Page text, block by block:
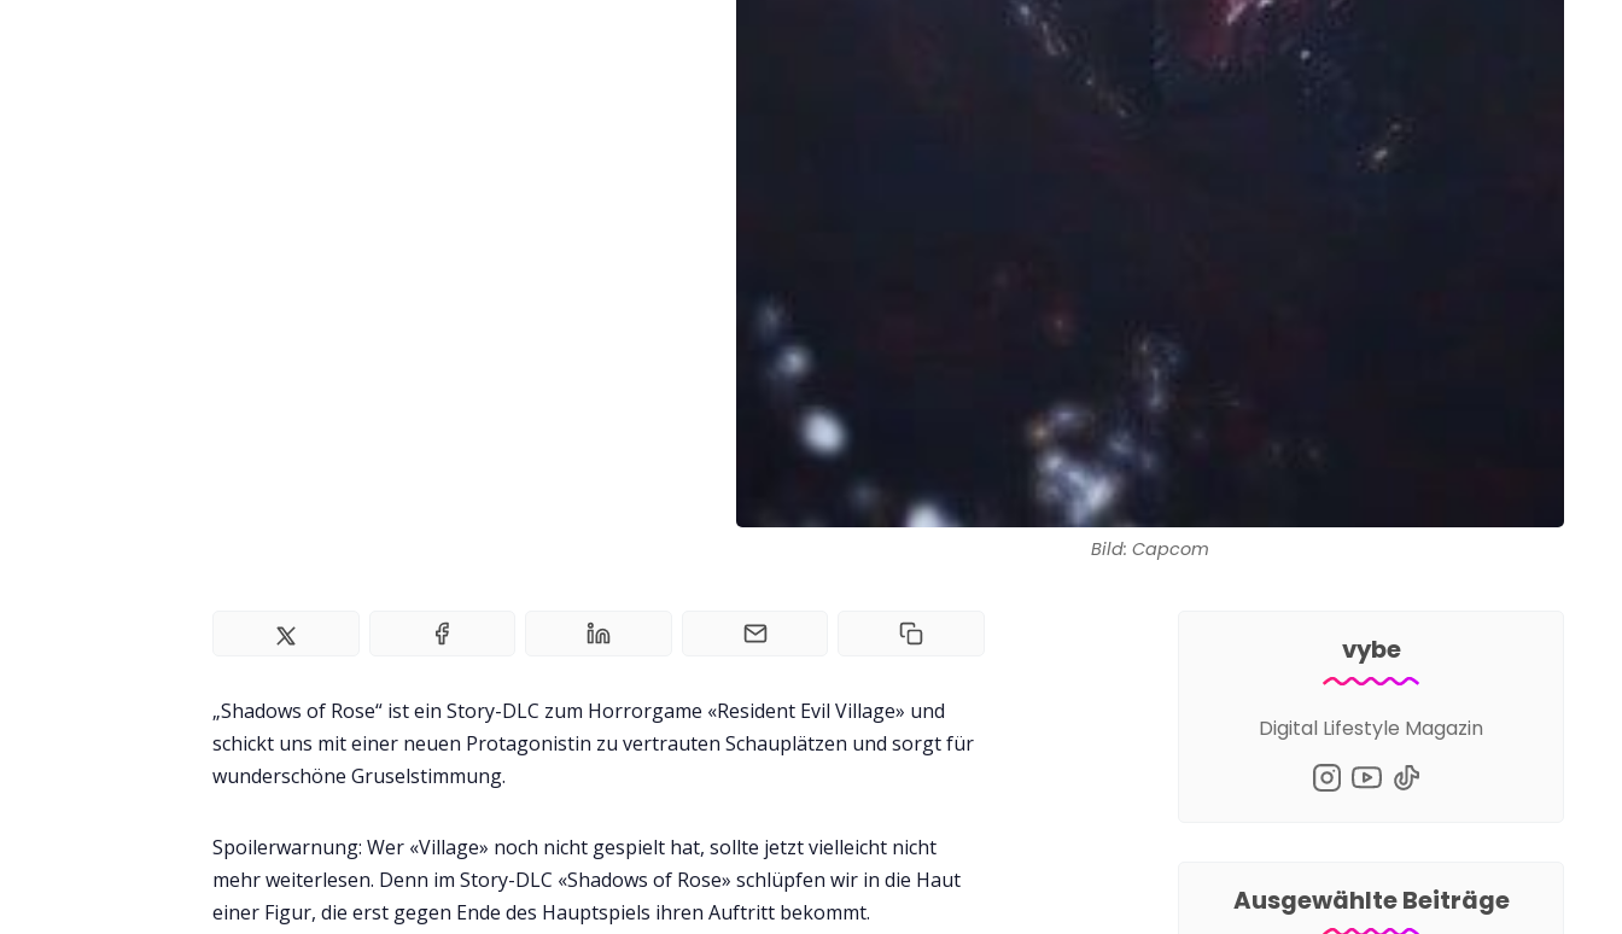
Bild: Capcom
„Shadows of Rose“ ist ein Story-DLC zum Horrorgame «Resident Evil Village» und
schickt uns mit einer neuen Protagonistin zu vertrauten Schauplätzen und sorgt für
wunderschöne Gruselstimmung.
Spoilerwarnung: Wer «Village» noch nicht gespielt hat, sollte jetzt vielleicht nicht
mehr weiterlesen. Denn im Story-DLC «Shadows of Rose» schlüpfen wir in die Haut
einer Figur, die erst gegen Ende des Hauptspiels ihren Auftritt bekommt.
vybe
Digital Lifestyle Magazin
Ausgewählte Beiträge